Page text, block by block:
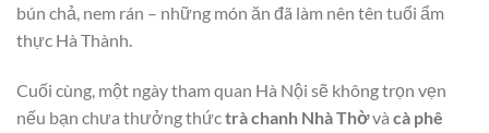
bún chả, nem rán – những món ăn đã làm nên tên tuổi ẩm
thực Hà Thành.
Cuối cùng, một ngày tham quan Hà Nội sẽ không trọn vẹn
nếu bạn chưa thưởng thứctrà chanh Nhà Thờvà cà phê